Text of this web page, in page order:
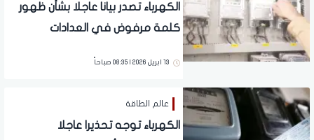
الكهرباء تصدر بيانا عاجلا بشأن ظهور
كلمة مرفوض في العدادات
13 ابريل 2026 | 08:35 صباحاً
عالم الطاقة
الكهرباء توجه تحذيرا عاجلا